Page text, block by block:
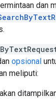
dan
opsional
meliputi: